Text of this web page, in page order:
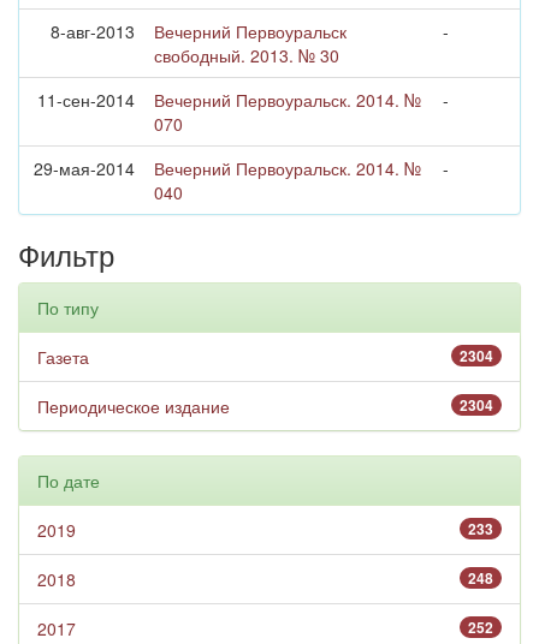
8-авг-2013
Вечерний Первоуральск
свободный. 2013. № 30
-
11-сен-2014
Вечерний Первоуральск. 2014. №
070
-
29-мая-2014
Вечерний Первоуральск. 2014. №
040
-
Фильтр
По типу
2304
Газета
2304
Периодическое издание
По дате
233
2019
248
2018
252
2017